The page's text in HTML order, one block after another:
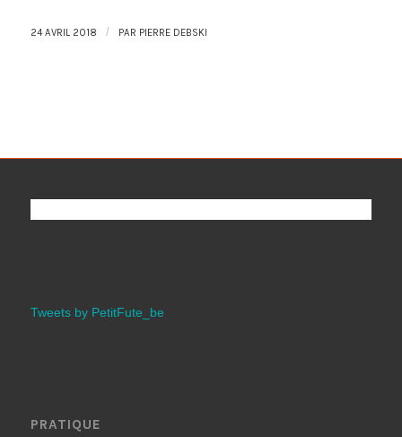
24 AVRIL 2018 / PAR PIERRE DEBSKI
Tweets by PetitFute_be
PRATIQUE